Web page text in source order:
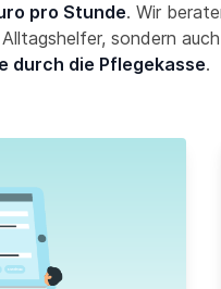
pro Stunde. Wir
sondern
durch die Pflegekasse.